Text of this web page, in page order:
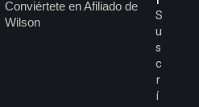
Conviértete en Afiliado de
Wilson
S
u
s
c
r
í